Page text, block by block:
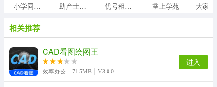
小学同步二年级 助产士考试聚题库 优号租安装 掌上学苑
相关推荐
CAD看图绘图王
效率办公 71.5MB V3.0.0
进入